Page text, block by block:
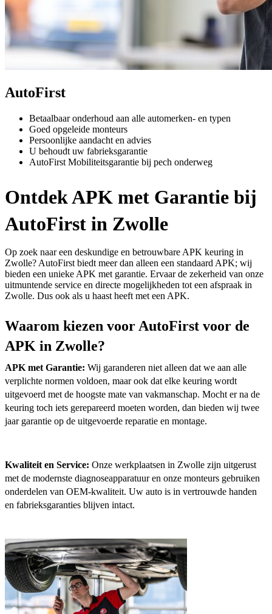
AutoFirst
Betaalbaar onderhoud aan alle automerken- en typen
Goed opgeleide monteurs
Persoonlijke aandacht en advies
U behoudt uw fabrieksgarantie
AutoFirst Mobiliteitsgarantie bij pech onderweg
Ontdek APK met Garantie bij
AutoFirst in Zwolle
Op zoek naar een deskundige en betrouwbare APK keuring in
Zwolle? AutoFirst biedt meer dan alleen een standaard APK; wij
bieden een unieke APK met garantie. Ervaar de zekerheid van onze
uitmuntende service en directe mogelijkheden tot een afspraak in
Zwolle. Dus ook als u haast heeft met een APK.
Waarom kiezen voor AutoFirst voor de
APK in Zwolle?
APK met Garantie: Wij garanderen niet alleen dat we aan alle
verplichte normen voldoen, maar ook dat elke keuring wordt
uitgevoerd met de hoogste mate van vakmanschap. Mocht er na de
keuring toch iets gerepareerd moeten worden, dan bieden wij twee
jaar garantie op de uitgevoerde reparatie en montage.
Kwaliteit en Service: Onze werkplaatsen in Zwolle zijn uitgerust
met de modernste diagnoseapparatuur en onze monteurs gebruiken
onderdelen van OEM-kwaliteit. Uw auto is in vertrouwde handen
en fabrieksgaranties blijven intact.